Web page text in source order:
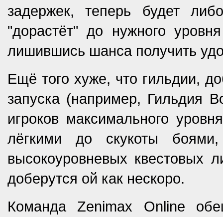
задержек, теперь будет
"дорастёт" до нужного
лишившись шанса получить
Ещё того хуже, что гильдии,
запуска (например, Гильдия
игроков максимального
лёгкими до скукоты
высокоуровневых квестовых
доберутся ой как нескоро.
Команда Zenimax Online